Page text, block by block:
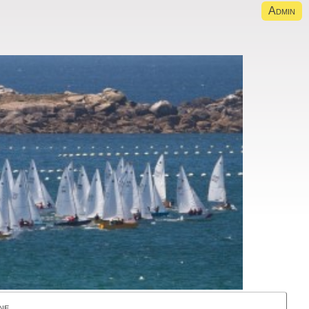
Admin